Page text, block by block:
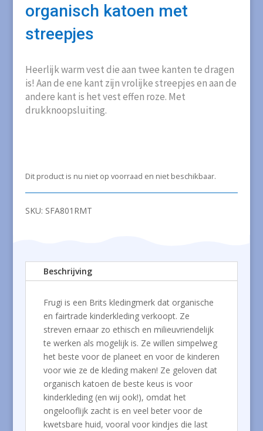
organisch katoen met
streepjes
Heerlijk warm vest die aan twee kanten te dragen
is! Aan de ene kant zijn vrolijke streepjes en aan de
andere kant is het vest effen roze. Met
drukknoopsluiting.
Dit product is nu niet op voorraad en niet beschikbaar.
SKU: SFA801RMT
Beschrijving
Frugi is een Brits kledingmerk dat organische
en fairtrade kinderkleding verkoopt. Ze
streven ernaar zo ethisch en milieuvriendelijk
te werken als mogelijk is. Ze willen simpelweg
het beste voor de planeet en voor de kinderen
voor wie ze de kleding maken! Ze geloven dat
organisch katoen de beste keus is voor
kinderkleding (en wij ook!), omdat het
ongelooflijk zacht is en veel beter voor de
kwetsbare huid, vooral voor kindjes die last